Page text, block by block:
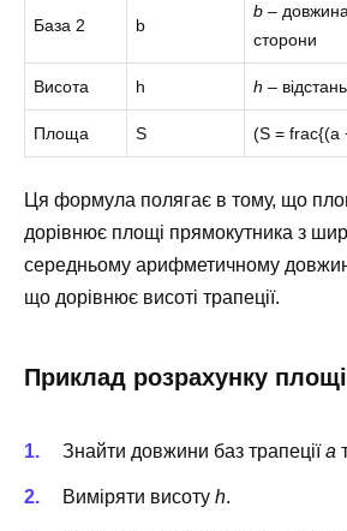
База 2 b
b –
сторони
Висота h h –
Площа S (S = frac{(a
Ця формула полягає в тому, що
дорівнює площі прямокутника з
середньому арифметичному
що дорівнює висоті трапеції.
Приклад розрахунку площі
Знайти довжини баз трапеціїa
Виміряти висоту h.